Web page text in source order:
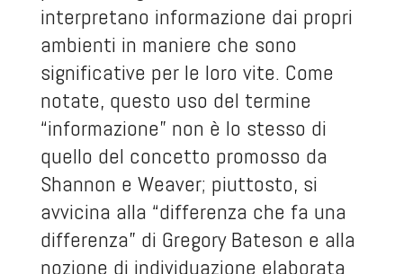
interpretano informazione dai propri
ambienti in maniere che sono
significative per le loro vite. Come
notate, questo uso del termine
“informazione” non è lo stesso di
quello del concetto promosso da
Shannon e Weaver; piuttosto, si
avvicina alla “differenza che fa una
differenza” di Gregory Bateson e alla
nozione di individuazione elaborata